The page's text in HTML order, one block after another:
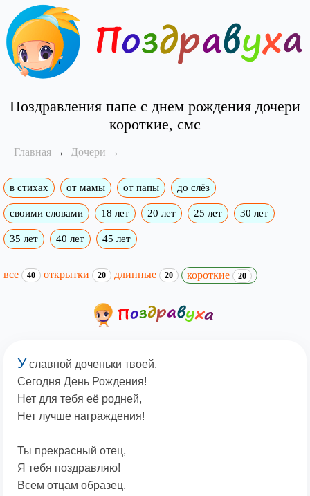
Поздравления папе с днем рождения дочери
короткие, смс
Главная Дочери
в стихах от мамы от папы до слёз
своими словами 18 лет 20 лет 25 лет 30 лет
35 лет 40 лет 45 лет
все 40 открытки 20 длинные 20 короткие 20
У славной доченьки твоей,
Сегодня День Рождения!
Нет для тебя её родней,
Нет лучше награждения!
Ты прекрасный отец,
Я тебя поздравляю!
Всем отцам образец,